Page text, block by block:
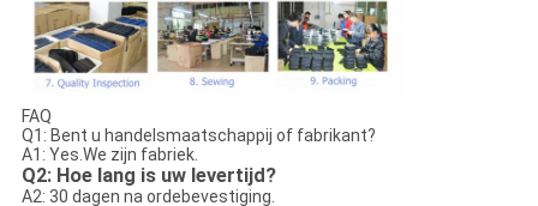
FAQ
Q1: Bent u handelsmaatschappij of fabrikant?
A1: Yes.We zijn fabriek.
Q2: Hoe lang is uw levertijd?
A2: 30 dagen na ordebevestiging.